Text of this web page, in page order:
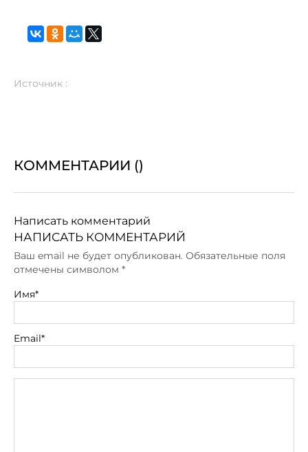
Источник :
КОММЕНТАРИИ ()
Написать комментарий
НАПИСАТЬ КОММЕНТАРИЙ
Ваш email не будет опубликован. Обязательные поля
отмечены символом *
Имя*
Email*